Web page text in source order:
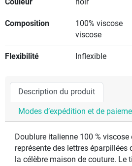
Couleur noir
Composition
100% viscose
viscose
Flexibilité Inflexible
Description du produit
Modes d’expédition et de
Doublure italienne 100 %
représente des lettres
la célèbre maison de couture. Le